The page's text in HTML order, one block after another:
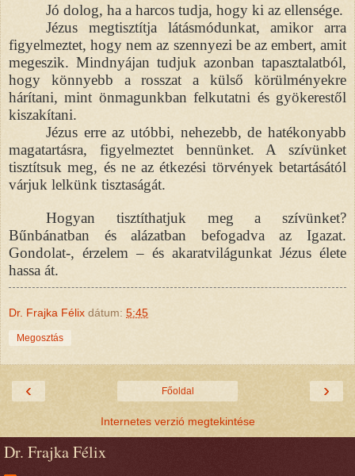
Jó dolog, ha a harcos tudja, hogy ki az ellensége.
Jézus megtisztítja látásmódunkat, amikor arra
figyelmeztet, hogy nem az szennyezi be az embert, amit
megeszik. Mindnyájan tudjuk azonban tapasztalatból,
hogy könnyebb a rosszat a külső körülményekre
hárítani, mint önmagunkban felkutatni és gyökerestől
kiszakítani.
Jézus erre az utóbbi, nehezebb, de hatékonyabb
magatartásra, figyelmeztet bennünket. A szívünket
tisztítsuk meg, és ne az étkezési törvények betartásától
várjuk lelkünk tisztaságát.
Hogyan tisztíthatjuk meg a szívünket?
Bűnbánatban és alázatban befogadva az Igazat.
Gondolat-, érzelem – és akaratvilágunkat Jézus élete
hassa át.
Dr. Frajka Félix dátum: 5:45
Megosztás
‹ ›
Főoldal
Internetes verzió megtekintése
Dr. Frajka Félix